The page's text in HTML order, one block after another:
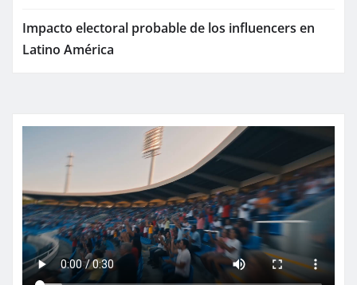
Impacto electoral probable de los influencers en
Latino América